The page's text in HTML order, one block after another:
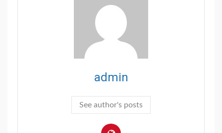
admin
See author's posts